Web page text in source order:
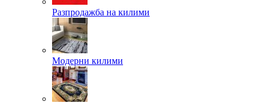
Разпродажба на килими
Модерни килими